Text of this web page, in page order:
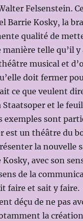
Felsenstein.
Barrie Kosky, la
qualité de
manière telle qu’il
musical et
doit fermer
ce que veulent
Staatsoper et le
exemples sont
est un théâtre du
la
avec son
de la
faire et sait y faire.
déçu de ne pas
la